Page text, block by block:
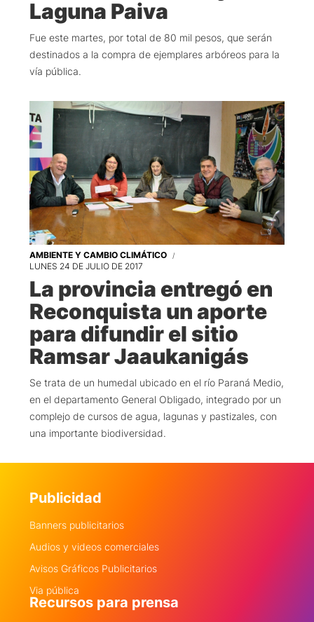
Laguna Paiva
Fue este martes, por total de 80 mil pesos, que serán
destinados a la compra de ejemplares arbóreos para la
vía pública.
AMBIENTE Y CAMBIO CLIMÁTICO
LUNES 24 DE JULIO DE 2017
La provincia entregó en
Reconquista un aporte
para difundir el sitio
Ramsar Jaaukanigás
Se trata de un humedal ubicado en el río Paraná Medio,
en el departamento General Obligado, integrado por un
complejo de cursos de agua, lagunas y pastizales, con
una importante biodiversidad.
Publicidad
Banners publicitarios
Audios y videos comerciales
Avisos Gráficos Publicitarios
Via pública
Recursos para prensa